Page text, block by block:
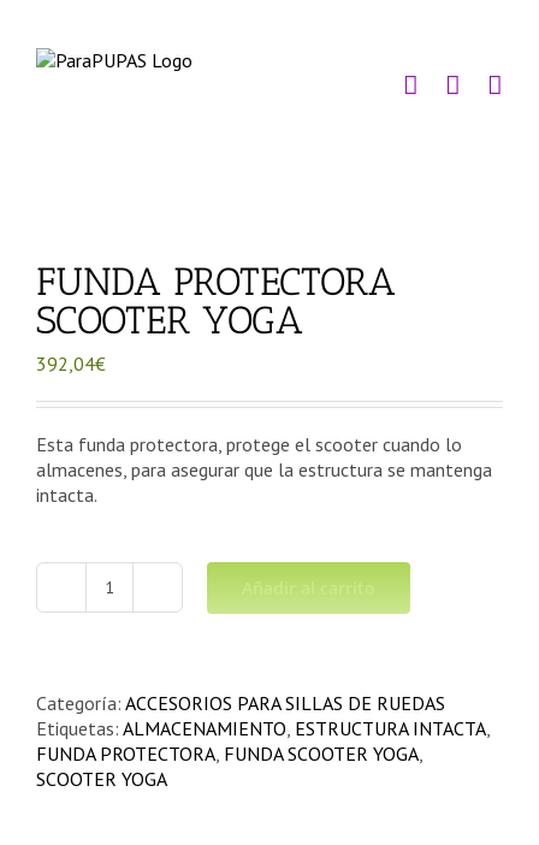
contenido
FUNDA PROTECTORA
SCOOTER YOGA
392,04€
Esta funda protectora, protege el scooter cuando lo
almacenes, para asegurar que la estructura se mantenga
intacta.
FUNDA
cantidad
Añadir al carrito
Categoría: ACCESORIOS PARA SILLAS DE RUEDAS
Etiquetas: ALMACENAMIENTO, ESTRUCTURA INTACTA,
FUNDA PROTECTORA, FUNDA SCOOTER YOGA,
SCOOTER YOGA